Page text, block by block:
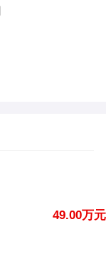
49.00万元